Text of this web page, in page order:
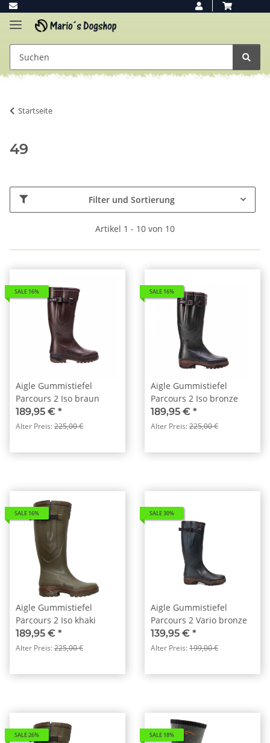
Startseite
49
Filter und Sortierung
Artikel 1 - 10 von 10
SALE 16%
Aigle Gummistiefel
Parcours 2 Iso braun
189,95 € *
Alter Preis:225,00 €
SALE 16%
Aigle Gummistiefel
Parcours 2 Iso bronze
189,95 € *
Alter Preis:225,00 €
SALE 16%
Aigle Gummistiefel
Parcours 2 Iso khaki
189,95 € *
Alter Preis:225,00 €
SALE 30%
Aigle Gummistiefel
Parcours 2 Vario bronze
139,95 € *
Alter Preis:199,00 €
SALE 26% SALE 18%